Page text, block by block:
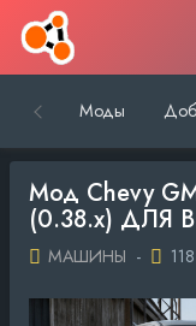
Моды
Мод Chevy
(0.38.x) ДЛЯ
МАШИНЫ - 118